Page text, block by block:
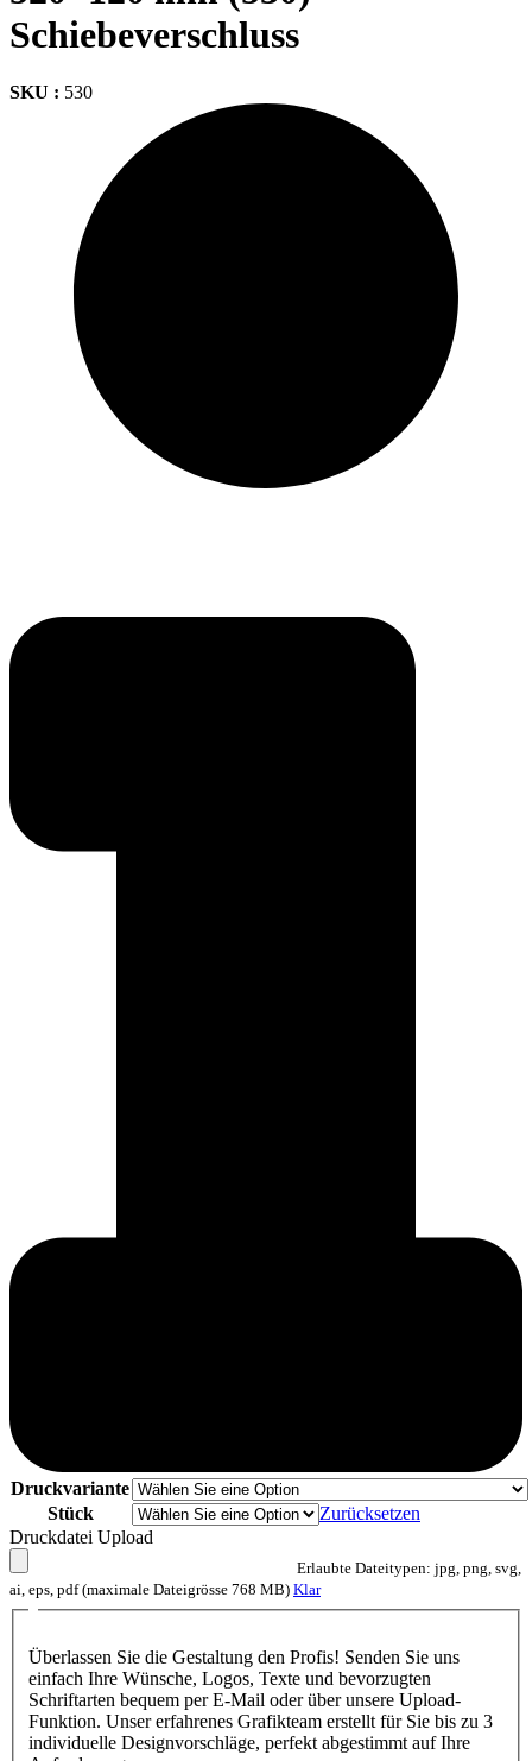
Schiebeverschluss
SKU : 530
Druckvariante
Stück
Zurücksetzen
Druckdatei Upload
Erlaubte Dateitypen: jpg, png, svg,
ai, eps, pdf (maximale Dateigrösse 768 MB) Klar
Überlassen Sie die Gestaltung den Profis! Senden Sie uns
einfach Ihre Wünsche, Logos, Texte und bevorzugten
Schriftarten bequem per E-Mail oder über unsere Upload-
Funktion. Unser erfahrenes Grafikteam erstellt für Sie bis zu 3
individuelle Designvorschläge, perfekt abgestimmt auf Ihre